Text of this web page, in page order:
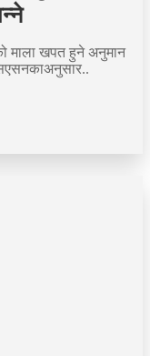
माला खपत हुने अनुमान